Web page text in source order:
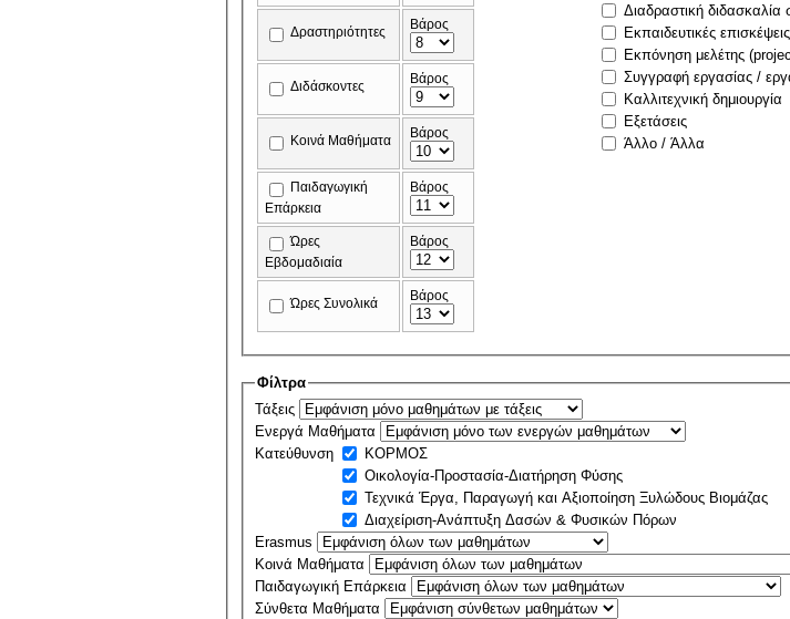
Δραστηριότητες Βάρος
Διδάσκοντες Βάρος
Κοινά Μαθήματα Βάρος
Παιδαγωγική
Επάρκεια
Βάρος
Ώρες
Εβδομαδιαία
Βάρος
Ώρες Συνολικά Βάρος
Διαδραστική διδασκαλία
Εκπαιδευτικές
Εκπόνηση μελέτης
Συγγραφή εργασίας /
Καλλιτεχνική δημιουργία
Εξετάσεις
Άλλο / Άλλα
Φίλτρα
Τάξεις
Ενεργά Μαθήματα
Κατεύθυνση
ΚΟΡΜΟΣ
Οικολογία-Προστασία-Διατήρηση Φύσης
Τεχνικά Έργα, Παραγωγή και Αξιοποίηση Ξυλώδους Βιομάζας
Διαχείριση-Ανάπτυξη Δασών & Φυσικών Πόρων
Erasmus
Κοινά Μαθήματα
Παιδαγωγική Επάρκεια
Σύνθετα Μαθήματα